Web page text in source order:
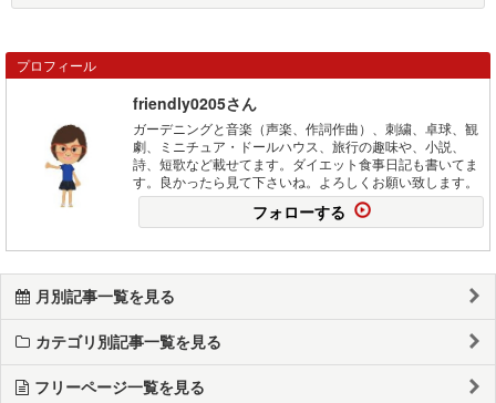
プロフィール
friendly0205さん
ガーデニングと音楽（声楽、作詞作曲）、刺繍、卓球、観
劇、ミニチュア・ドールハウス、旅行の趣味や、小説、
詩、短歌など載せてます。ダイエット食事日記も書いてま
す。良かったら見て下さいね。よろしくお願い致します。
フォローする
月別記事一覧を見る
カテゴリ別記事一覧を見る
フリーページ一覧を見る